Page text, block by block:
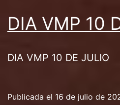
DIA VMP 10
DIA VMP 10 DE JULIO
Publicada el 16 de julio de